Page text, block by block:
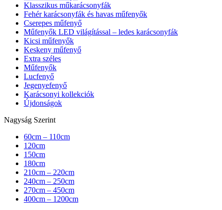
Klasszikus műkarácsonyfák
Fehér karácsonyfák és havas műfenyők
Cserepes műfenyő
Műfenyők LED világítással – ledes karácsonyfák
Kicsi műfenyők
Keskeny műfenyő
Extra széles
Műfenyők
Lucfenyő
Jegenyefenyő
Karácsonyi kollekciók
Újdonságok
Nagyság Szerint
60cm – 110cm
120cm
150cm
180cm
210cm – 220cm
240cm – 250cm
270cm – 450cm
400cm – 1200cm